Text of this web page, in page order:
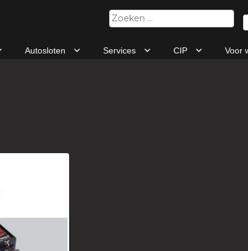
Zoeken
naar:
Autosloten Services CIP Voor